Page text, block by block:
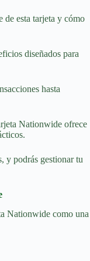
de esta tarjeta y cómo
diseñados para
hasta
Nationwide ofrece
y podrás gestionar tu
Nationwide como una